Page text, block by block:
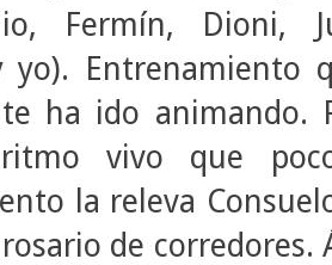
Fermín, Dioni,
yo). Entrenamiento
ha ido animando.
vivo que
la releva
de corredores.